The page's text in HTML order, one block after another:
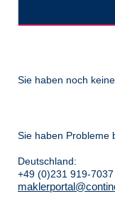
Sie haben noch
Sie haben Probleme
Deutschland:
+49 (0)231 919-